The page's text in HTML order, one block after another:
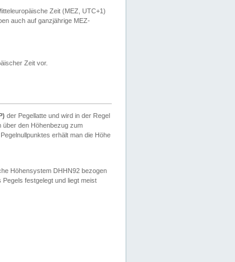
Zeit (MEZ, UTC+1)
auch auf ganzjährige MEZ-
Zeit vor.
der Pegellatte und wird in der Regel
über den Höhenbezug zum
erhält man die Höhe
Höhensystem DHHN92 bezogen
festgelegt und liegt meist